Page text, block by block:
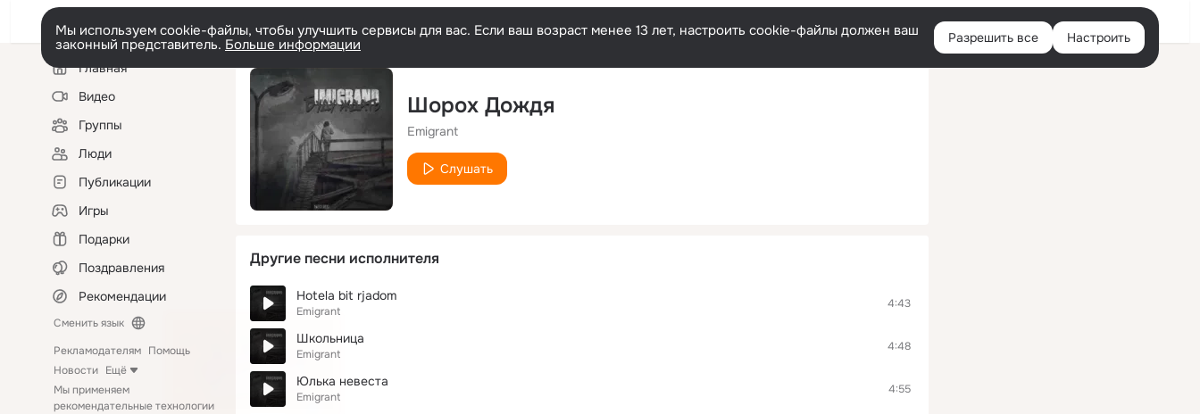
Войти
Мы используем cookie-файлы, чтобы улучшить сервисы для вас. Если ваш возраст менее 13 лет, настроить cookie-файлы должен ваш
законный представитель. Больше информации Разрешить все Настроить
Левая
колонкаГлавная
Видео
Группы
Люди
Публикации
Игры
Подарки
Поздравления
Рекомендации
Сменить язык
Рекламодателям Помощь
Новости Ещё
Мы применяем
рекомендательные технологии
Шорох Дождя
Emigrant
Слушать
Другие песни исполнителя
Hotela bit rjadom
Emigrant
4:43
Школьница
Emigrant
4:48
Юлька невеста
Emigrant
4:55